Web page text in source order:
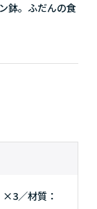
鉢。ふだんの食
／材質：